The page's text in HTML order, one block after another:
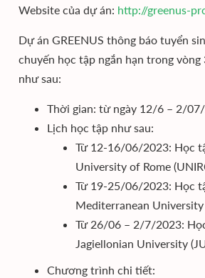
Website của dự án: http://greenus-
Dự án GREENUS thông báo tuyển
chuyến học tập ngắn hạn trong vòng
như sau:
Thời gian: từ ngày 12/6 – 2/
Lịch học tập như sau:
Từ 12-16/06/2023: Học
University of Rome
Từ 19-25/06/2023: Học
Mediterranean
Từ 26/06 – 2/7/2023:
Jagiellonian University
Chương trình chi tiết: